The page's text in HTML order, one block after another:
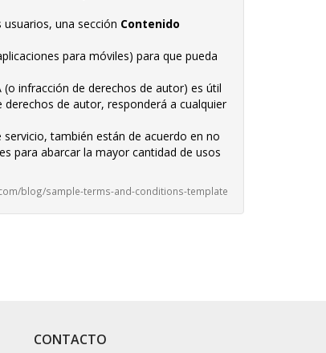
una sección Contenido
para móviles) para que pueda
infracción de derechos de autor) es útil
de autor, responderá a cualquier
también están de acuerdo en no
para abarcar la mayor cantidad de usos
blog/sample-terms-and-conditions-template
CONTACTO